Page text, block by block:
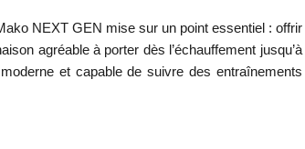
NEXT GEN mise sur un point essentiel : offrir
agréable à porter dès l’échauffement jusqu’à
et capable de suivre des entraînements